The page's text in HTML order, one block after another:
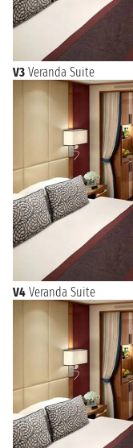
V3 Veranda Suite
V4 Veranda Suite